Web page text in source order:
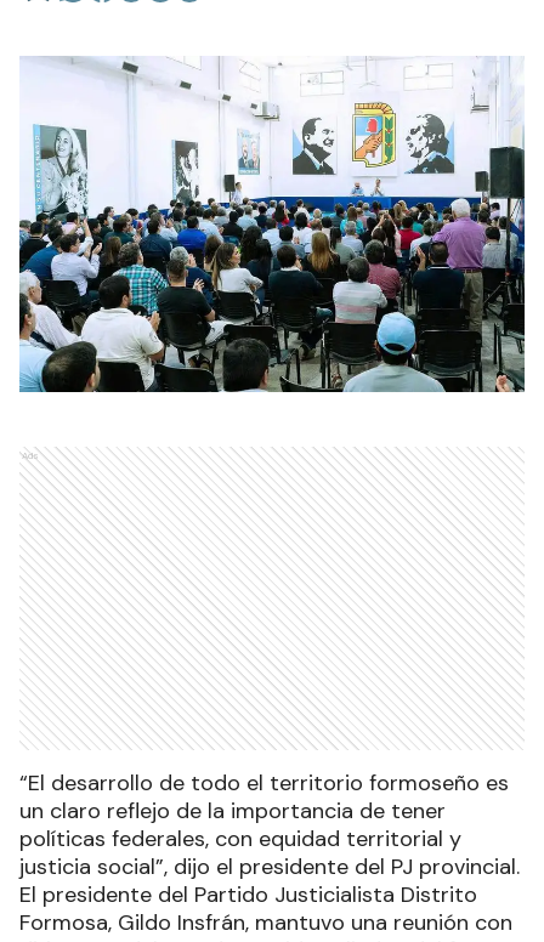
Ads
“El desarrollo de todo el territorio formoseño es
un claro reflejo de la importancia de tener
políticas federales, con equidad territorial y
justicia social”, dijo el presidente del PJ provincial.
El presidente del Partido Justicialista Distrito
Formosa, Gildo Insfrán, mantuvo una reunión con